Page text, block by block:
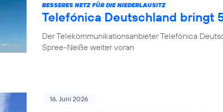
BESSERES NETZ FÜR DIE NIEDERLAUSITZ
Telefónica Deutschland bringt
Der Telekommunikationsanbieter Telefónica
Spree-Neiße weiter voran
16. Juni 2026